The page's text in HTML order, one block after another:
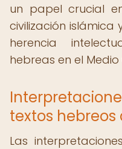
un papel crucial
civilización islámica
herencia
hebreas en el Medio
textos hebreos
Las